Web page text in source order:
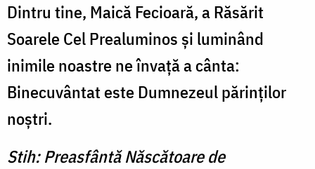
Dintru tine, Maică Fecioară, a Răsărit
Soarele Cel Prealuminos şi luminând
inimile noastre ne învaţă a cânta:
Binecuvântat este Dumnezeul părinţilor
noştri.
Stih: Preasfântă Născătoare de